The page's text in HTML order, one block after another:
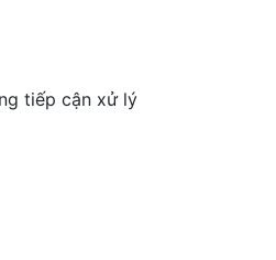
tiếp cận xử lý